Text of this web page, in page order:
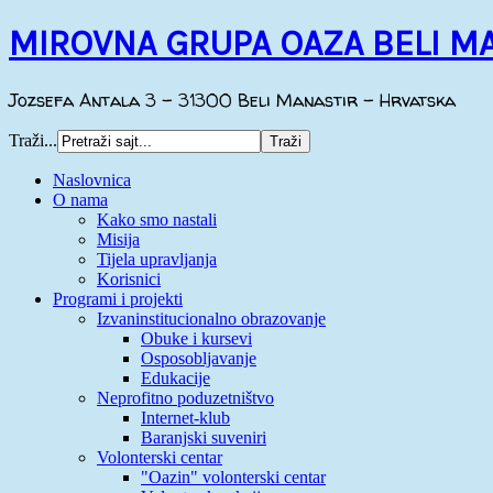
MIROVNA GRUPA OAZA BELI
Jozsefa Antala 3 - 31300 Beli Manastir - Hrvatska
Traži...
Naslovnica
O nama
Kako smo nastali
Misija
Tijela upravljanja
Korisnici
Programi i projekti
Izvaninstitucionalno obrazovanje
Obuke i kursevi
Osposobljavanje
Edukacije
Neprofitno poduzetništvo
Internet-klub
Baranjski suveniri
Volonterski centar
"Oazin" volonterski centar